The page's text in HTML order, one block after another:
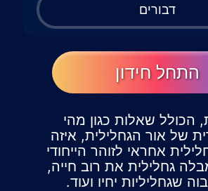
דבורים
התחל חידון
הכולל שאלות כגון מהי
של אור הגחלילית, איזה
אחראי לזוהר הייחודי
גחלילית את רוב חייה,
שגחליליות יחיו ועוד.